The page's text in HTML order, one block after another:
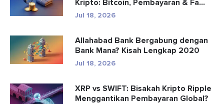
Kripto: Bitcoin, Pembayaran & Fa...
Jul 18, 2026
Allahabad Bank Bergabung dengan
Bank Mana? Kisah Lengkap 2020
Jul 18, 2026
XRP vs SWIFT: Bisakah Kripto Ripple
Menggantikan Pembayaran Global?